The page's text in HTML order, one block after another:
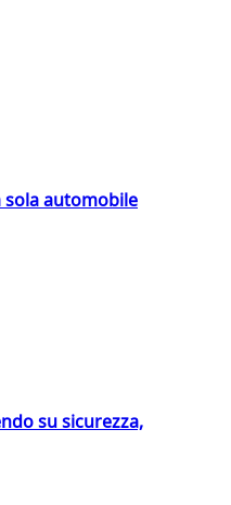
sola automobile
su sicurezza,